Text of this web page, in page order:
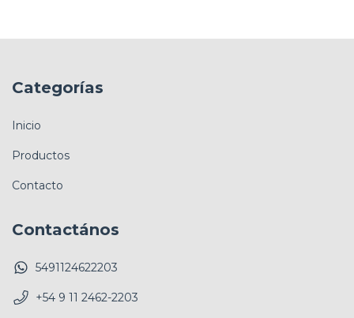
Categorías
Inicio
Productos
Contacto
Contactános
5491124622203
+54 9 11 2462-2203